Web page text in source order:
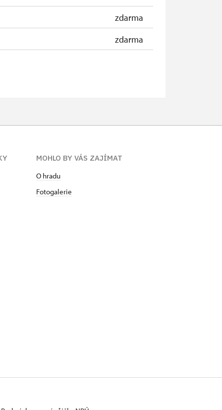
zdarma
zdarma
MOHLO BY VÁS ZAJÍMAT
O hradu
Fotogalerie